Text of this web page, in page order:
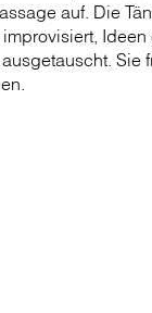
auf. Die
Sie